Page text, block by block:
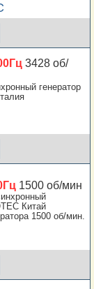
3428 об/
генератор
1500 об/мин
Китай
1500 об/мин.